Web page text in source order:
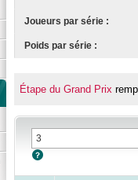
Joueurs par série :
Poids par série :
Étape du Grand Prix